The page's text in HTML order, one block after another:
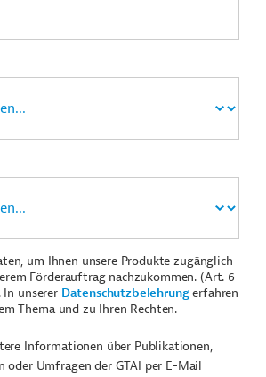
um Ihnen unsere Produkte zugänglich
Förderauftrag nachzukommen. (Art. 6
In unserer Datenschutzbelehrungerfahren
Thema und zu Ihren Rechten.
Informationen über Publikationen,
oder Umfragen der GTAI per E-Mail